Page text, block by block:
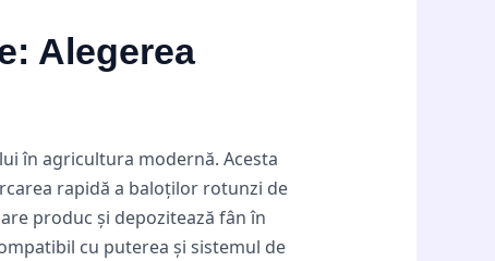
Alegerea
în agricultura modernă. Acesta
rapidă a baloților rotunzi de
produc și depozitează fân în
cu puterea și sistemul de